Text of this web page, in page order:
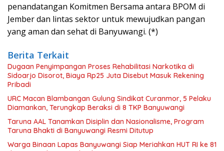
penandatangan Komitmen Bersama antara BPOM di
Jember dan lintas sektor untuk mewujudkan pangan
yang aman dan sehat di Banyuwangi. (*)
Berita Terkait
Dugaan Penyimpangan Proses Rehabilitasi Narkotika di
Sidoarjo Disorot, Biaya Rp25 Juta Disebut Masuk Rekening
Pribadi
URC Macan Blambangan Gulung Sindikat Curanmor, 5 Pelaku
Diamankan, Terungkap Beraksi di 8 TKP Banyuwangi
Taruna AAL Tanamkan Disiplin dan Nasionalisme, Program
Taruna Bhakti di Banyuwangi Resmi Ditutup
Warga Binaan Lapas Banyuwangi Siap Meriahkan HUT RI ke 81